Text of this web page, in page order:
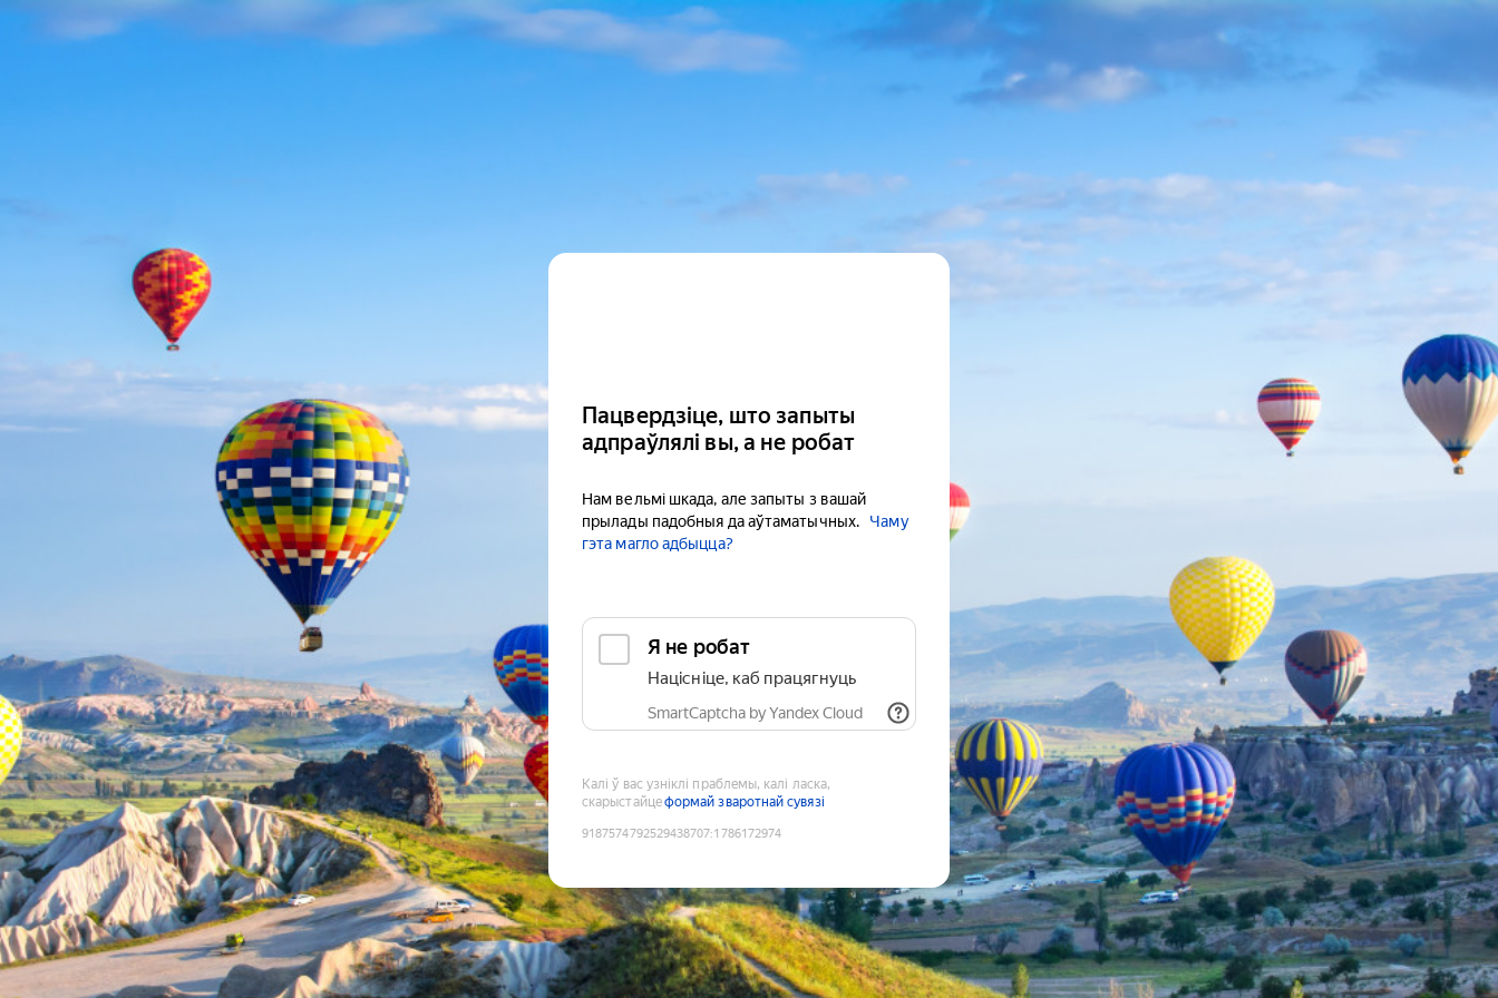
Пацвердзіце, што запыты
адпраўлялі вы, а не робат
Нам вельмі шкада, але запыты з вашай
прылады падобныя да аўтаматычных.
Чаму
гэта магло адбыцца?
Я не робат
Націсніце, каб працягнуць
SmartCaptcha by Yandex Cloud
Калі ў вас узніклі праблемы, калі ласка,
скарыстайцеформай зваротнай сувязі
9187574792529438707:1786172974